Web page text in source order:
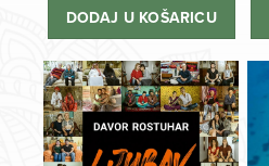
DODAJ U KOŠARICU